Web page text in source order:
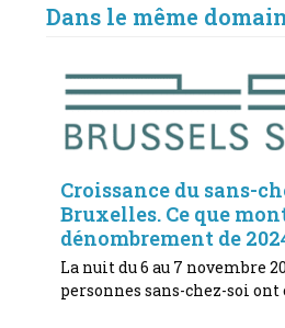
Dans le même
Croissance du sans-
Bruxelles. Ce que
dénombrement de
La nuit du 6 au 7 novembre
personnes sans-chez-soi ont